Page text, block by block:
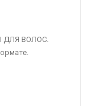
ДЛЯ ВОЛОС.